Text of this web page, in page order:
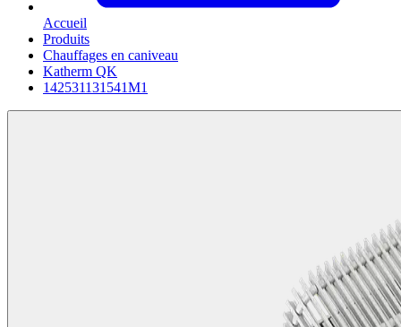
Accueil
Produits
Chauffages en caniveau
Katherm QK
142531131541M1